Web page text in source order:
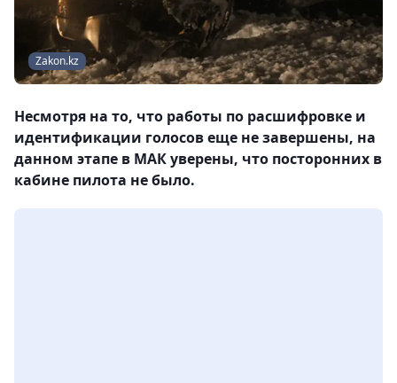
Zakon.kz
Несмотря на то, что работы по расшифровке и
идентификации голосов еще не завершены, на
данном этапе в МАК уверены, что посторонних в
кабине пилота не было.